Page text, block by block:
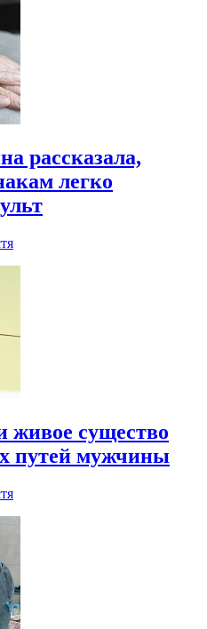
рассказала,
легко
живое существо
путей мужчины